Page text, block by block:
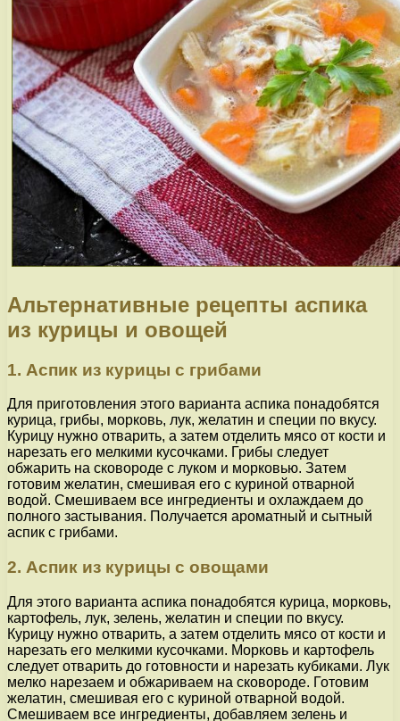
Альтернативные рецепты аспика
из курицы и овощей
1. Аспик из курицы с грибами
Для приготовления этого варианта аспика понадобятся
курица, грибы, морковь, лук, желатин и специи по вкусу.
Курицу нужно отварить, а затем отделить мясо от кости и
нарезать его мелкими кусочками. Грибы следует
обжарить на сковороде с луком и морковью. Затем
готовим желатин, смешивая его с куриной отварной
водой. Смешиваем все ингредиенты и охлаждаем до
полного застывания. Получается ароматный и сытный
аспик с грибами.
2. Аспик из курицы с овощами
Для этого варианта аспика понадобятся курица, морковь,
картофель, лук, зелень, желатин и специи по вкусу.
Курицу нужно отварить, а затем отделить мясо от кости и
нарезать его мелкими кусочками. Морковь и картофель
следует отварить до готовности и нарезать кубиками. Лук
мелко нарезаем и обжариваем на сковороде. Готовим
желатин, смешивая его с куриной отварной водой.
Смешиваем все ингредиенты, добавляем зелень и